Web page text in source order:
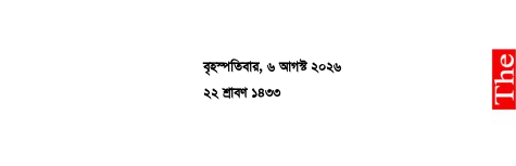
বৃহস্পতিবার, ৬ আগস্ট ২০২৬
২২ শ্রাবণ ১৪৩৩